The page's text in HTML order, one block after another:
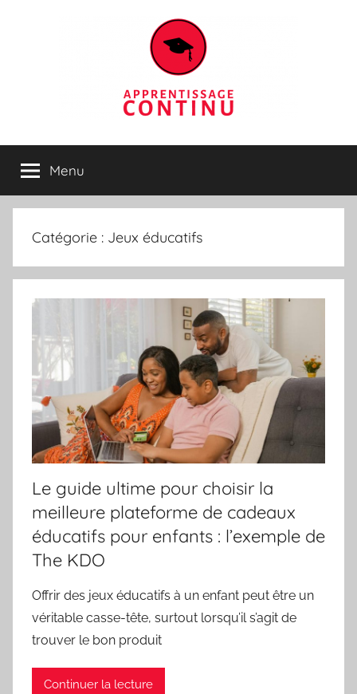
Apprentissage
continu
Menu
Catégorie : Jeux éducatifs
Le guide ultime pour choisir la
meilleure plateforme de cadeaux
éducatifs pour enfants : l’exemple de
The KDO
Offrir des jeux éducatifs à un enfant peut être un
véritable casse-tête, surtout lorsqu’il s’agit de
trouver le bon produit
Continuer la lecture